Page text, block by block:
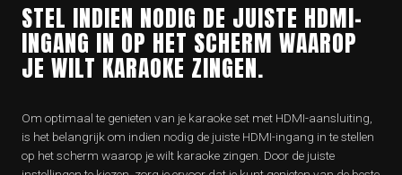
STEL INDIEN NODIG DE JUISTE HDMI-
INGANG IN OP HET SCHERM WAAROP
JE WILT KARAOKE ZINGEN.
Om optimaal te genieten van je karaoke set met HDMI-aansluiting,
is het belangrijk om indien nodig de juiste HDMI-ingang in te stellen
op het scherm waarop je wilt karaoke zingen. Door de juiste